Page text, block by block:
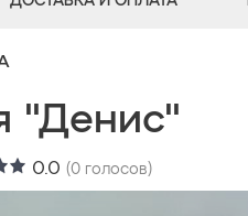
"Денис"
0.0 (0 голосов)